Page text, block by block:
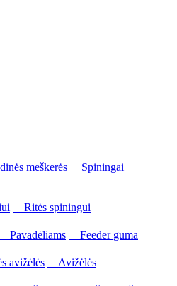
meškerės
Spiningai
Ritės spiningui
Pavadėliams
Feeder guma
avižėlės
Avižėlės